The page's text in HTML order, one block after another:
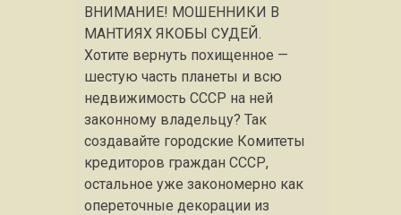
ВНИМАНИЕ! МОШЕННИКИ В
МАНТИЯХ ЯКОБЫ СУДЕЙ.
Хотите вернуть похищенное —
шестую часть планеты и всю
недвижимость СССР на ней
законному владельцу? Так
создавайте городские Комитеты
кредиторов граждан СССР,
остальное уже закономерно как
опереточные декорации из